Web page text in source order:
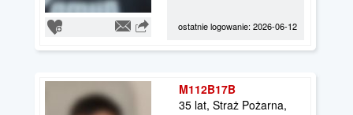
ostatnie logowanie: 2026-06-12
M112B17B
35 lat, Straż Pożarna,